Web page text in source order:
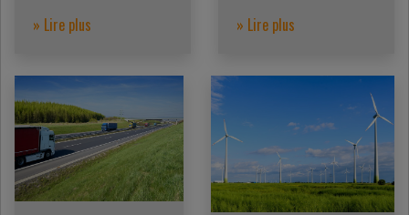
» Lire plus
» Lire plus